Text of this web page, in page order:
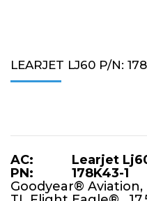
LEARJET LJ60 P/N:
AC: Learjet
PN: 178K43-1
Goodyear® Aviation,